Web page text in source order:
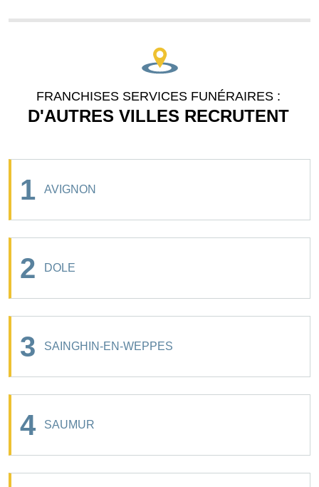
FRANCHISES SERVICES FUNÉRAIRES :
D'AUTRES VILLES RECRUTENT
1 AVIGNON
2 DOLE
3 SAINGHIN-EN-WEPPES
4 SAUMUR